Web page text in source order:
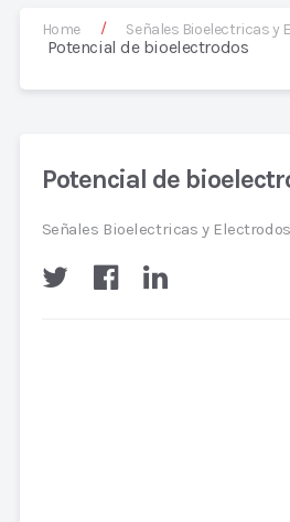
Home / Señales Bioelectricas y
Potencial de bioelectrodos
Potencial de
Señales Bioelectricas y Electrodos